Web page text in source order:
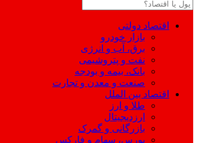
اقتصاد دولتی
بازار خودرو
برق، آب و انرژی
نفت و پتروشیمی
بانک، بیمه و بودجه
صنعت و معدن و تجارت
اقتصاد بین الملل
طلا و ارز
ارزدیجیتال
بازرگانی و گمرک
بورس، سهام و فارکس